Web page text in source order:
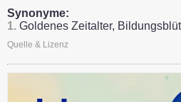
Synonyme:
1. Goldenes Zeitalter,
Quelle & Lizenz